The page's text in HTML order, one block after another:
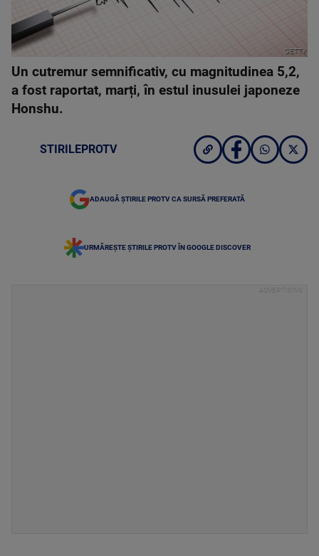
GETTY
Un cutremur semnificativ, cu magnitudinea 5,2,
a fost raportat, marți, în estul inusulei japoneze
Honshu.
STIRILEPROTV
ADAUGĂ ȘTIRILE PROTV CA SURSĂ PREFERATĂ
URMĂREȘTE ȘTIRILE PROTV ÎN GOOGLE DISCOVER